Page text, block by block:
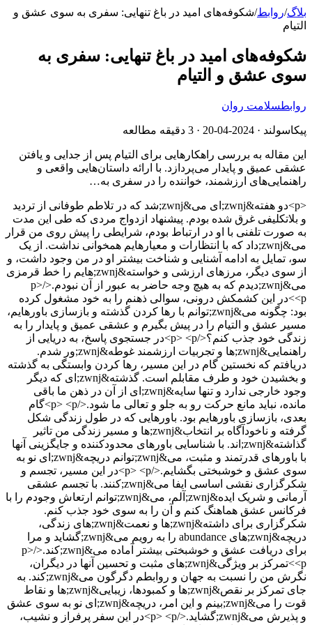
بلاگ/روابط/شکوفه‌های امید در باغ تنهایی: سفری به سوی عشق و
التیام
شکوفه‌های امید در باغ تنهایی: سفری به
سوی عشق و التیام
روابطسلامت روان
پیکاسولند · 2024-04-20 · 3 دقیقه مطالعه
این مقاله به بررسی راهکارهایی برای التیام پس از جدایی و یافتن
عشقی عمیق و پایدار می‌پردازد. با ارائه داستان‌هایی واقعی و
راهنمایی‌های ارزشمند، خواننده را در سفری به…
<p>دو هفته&zwnj;ای می&zwnj;شد که در تلاطم طوفانی از تردید
و بلاتکلیفی غرق شده بودم. پیشنهاد ازدواج مردی که طی این مدت
به صورت تلفنی با او در ارتباط بودم، شرایطی را پیش روی من قرار
می&zwnj;داد که با انتظارات و معیارهایم همخوانی نداشت. از یک
سو، تمایل به ادامه آشنایی و شناخت بیشتر او در من وجود داشت، و
از سوی دیگر، مرزهای ارزشی و خواسته&zwnj;هایم را خط قرمزی
می&zwnj;دیدم که به هیچ وجه حاضر به عبور از آن نبودم.</p>
<p>در این کشمکش درونی، سوالی ذهنم را به خود مشغول کرده
بود: چگونه می&zwnj;توانم با رها کردن گذشته و بازسازی باورهایم،
مسیر عشق و التیام را در پیش بگیرم و عشقی عمیق و پایدار را به
زندگی خود جذب کنم؟</p> <p>در جستجوی پاسخ، به دریایی از
راهنمایی&zwnj;ها و تجربیات ارزشمند غوطه&zwnj;ور شدم.
دریافتم که نخستین گام در این مسیر، رها کردن وابستگی به گذشته
و بخشیدن خود و طرف مقابلم است. گذشته&zwnj;ای که دیگر
وجود خارجی ندارد و تنها سایه&zwnj;ای از آن در ذهن ما باقی
مانده، نباید مانع حرکت رو به جلو و تعالی ما شود.</p> <p>گام
بعدی، بازسازی باورهایم بود. باورهایی که در طول زندگی شکل
گرفته و ناخودآگاه بر انتخاب&zwnj;ها و مسیر زندگی من تاثیر
گذاشته&zwnj;اند. با شناسایی باورهای محدودکننده و جایگزینی آنها
با باورهای قدرتمند و مثبت، می&zwnj;توانم دریچه&zwnj;ای نو به
سوی عشق و خوشبختی بگشايم.</p> <p>در این مسیر، تجسم و
شکرگزاری نقشی اساسی ایفا می&zwnj;کنند. با تجسم عشقی
آرمانی و شریک ایده&zwnj;آلم، می&zwnj;توانم ارتعاش وجودم را با
فرکانس عشق هماهنگ کنم و آن را به سوی خود جذب کنم.
شکرگزاری برای داشته&zwnj;ها و نعمت&zwnj;های زندگی،
دریچه&zwnj;های abundance را به رویم می&zwnj;گشاید و مرا
برای دریافت عشق و خوشبختی بیشتر آماده می&zwnj;کند.</p>
<p>تمرکز بر ویژگی&zwnj;های مثبت و تحسین آنها در دیگران،
نگرش من را نسبت به جهان و روابطم دگرگون می&zwnj;کند. به
جای تمرکز بر نقص&zwnj;ها و کمبودها، زیبایی&zwnj;ها و نقاط
قوت را می&zwnj;بینم و این امر، دریچه&zwnj;ای نو به سوی عشق
و پذیرش می&zwnj;گشاید.</p> <p>در این سفر پرفراز و نشیب،